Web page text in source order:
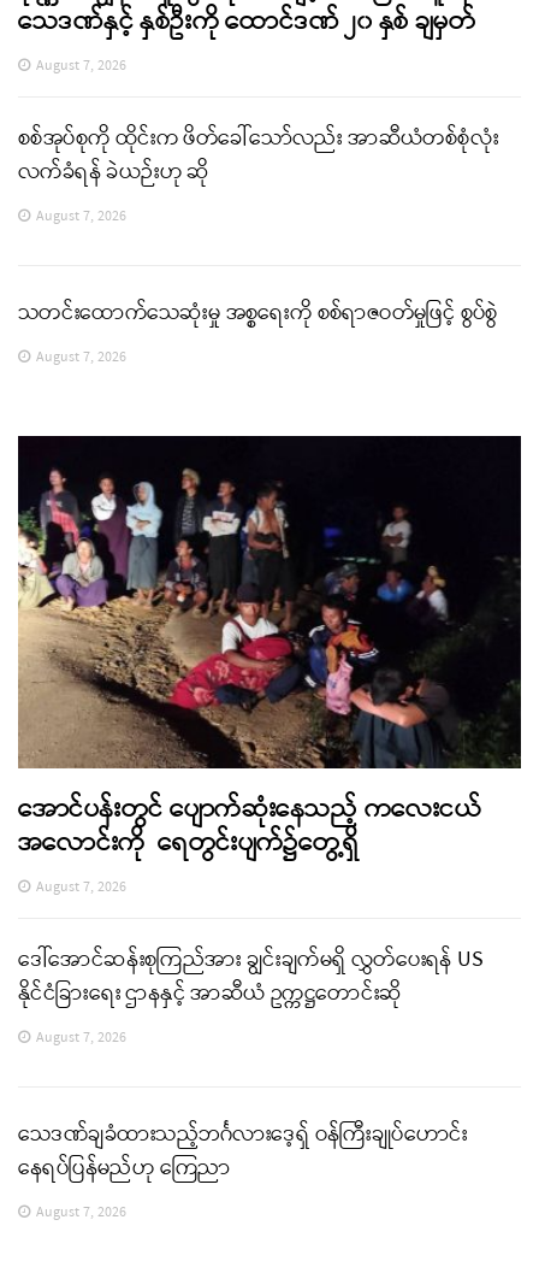
သေဒဏ်နှင့် နှစ်ဦးကို ထောင်ဒဏ် ၂၀ နှစ် ချမှတ်
August 7, 2026
စစ်အုပ်စုကို ထိုင်းက ဖိတ်ခေါ်သော်လည်း အာဆီယံတစ်စုံလုံး
လက်ခံရန် ခဲယဉ်းဟု ဆို
August 7, 2026
သတင်းထောက်သေဆုံးမှု အစ္စရေးကို စစ်ရာဇဝတ်မှုဖြင့် စွပ်စွဲ
August 7, 2026
အောင်ပန်းတွင် ပျောက်ဆုံးနေသည့် ကလေးငယ်
အလောင်းကို ရေတွင်းပျက်၌တွေ့ရှိ
August 7, 2026
ဒေါ်အောင်ဆန်းစုကြည်အား ချွင်းချက်မရှိ လွှတ်ပေးရန် US
နိုင်ငံခြားရေး ဌာနနှင့် အာဆီယံ ဥက္ကဋ္ဌတောင်းဆို
August 7, 2026
သေဒဏ်ချခံထားသည့်ဘင်္ဂလားဒေ့ရှ် ဝန်ကြီးချုပ်ဟောင်း
နေရပ်ပြန်မည်ဟု ကြေညာ
August 7, 2026